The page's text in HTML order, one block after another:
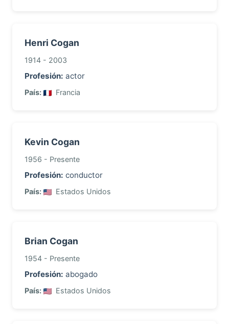
Henri Cogan
1914 - 2003
Profesión: actor
País: Francia
Kevin Cogan
1956 - Presente
Profesión: conductor
País: Estados Unidos
Brian Cogan
1954 - Presente
Profesión: abogado
País: Estados Unidos